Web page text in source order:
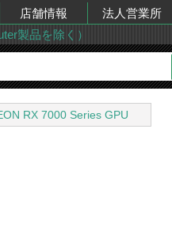
店舗情報 法人営業所
製品を除く）
RX 7000 Series GPU